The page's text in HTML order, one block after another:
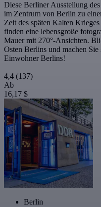
Diese Berliner Ausstellung
im Zentrum von Berlin zu
Zeit des späten Kalten
finden eine lebensgroße
Mauer mit 270°-Ansichten.
Osten Berlins und machen
Einwohner Berlins!
4,4 (137)
Ab
16,17 $
Berlin